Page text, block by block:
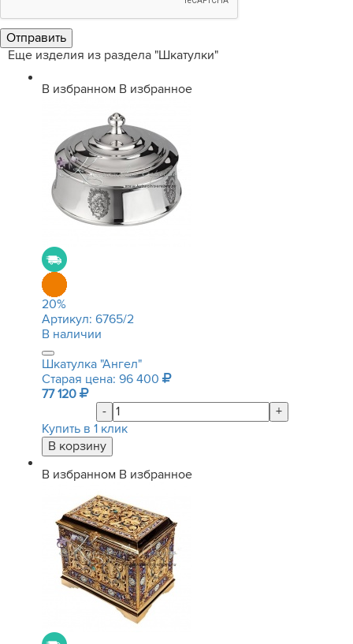
Еще изделия из раздела "Шкатулки"
В избранном В избранное
20%
Артикул: 6765/2
В наличии
Шкатулка "Ангел"
Старая цена: 96 400
77 120
-
+
Купить в 1 клик
В избранном В избранное